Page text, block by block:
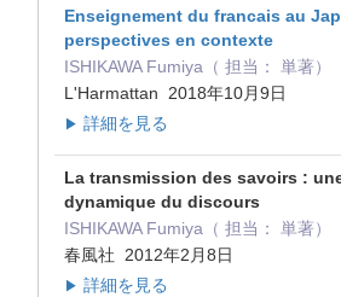
Enseignement du francais au
perspectives en contexte
ISHIKAWA Fumiya（ 担当： 単著）
L'Harmattan 2018年10月9日
▶ 詳細を見る
La transmission des savoirs :
dynamique du discours
ISHIKAWA Fumiya（ 担当： 単著）
春風社 2012年2月8日
▶ 詳細を見る